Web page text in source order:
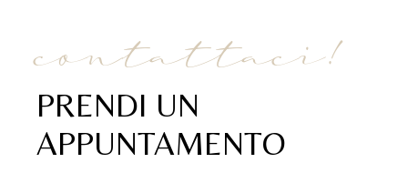
contattaci!
PRENDI UN
APPUNTAMENTO